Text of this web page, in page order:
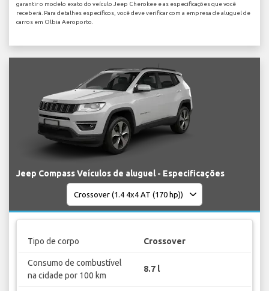
garantir o modelo exato do veículo Jeep Cherokee e as especificações que você
receberá. Para detalhes específicos, você deve verificar com a empresa de aluguel de
carros em Olbia Aeroporto.
Jeep Compass Veículos de aluguel - Especificações
Tipo de corpo Crossover
Consumo de combustível
na cidade por 100 km
8.7 l